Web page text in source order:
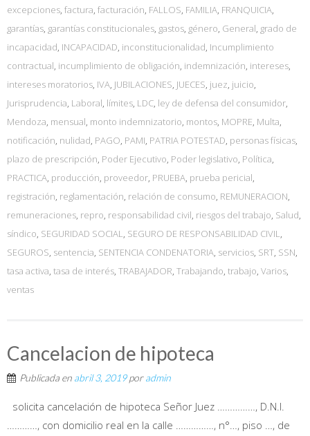
excepciones, factura, facturación, FALLOS, FAMILIA, FRANQUICIA,
garantías, garantías constitucionales, gastos, género, General, grado de
incapacidad, INCAPACIDAD, inconstitucionalidad, Incumplimiento
contractual, incumplimiento de obligación, indemnización, intereses,
intereses moratorios, IVA, JUBILACIONES, JUECES, juez, juicio,
Jurisprudencia, Laboral, límites, LDC, ley de defensa del consumidor,
Mendoza, mensual, monto indemnizatorio, montos, MOPRE, Multa,
notificación, nulidad, PAGO, PAMI, PATRIA POTESTAD, personas físicas,
plazo de prescripción, Poder Ejecutivo, Poder legislativo, Política,
PRACTICA, producción, proveedor, PRUEBA, prueba pericial,
registración, reglamentación, relación de consumo, REMUNERACION,
remuneraciones, repro, responsabilidad civil, riesgos del trabajo, Salud,
síndico, SEGURIDAD SOCIAL, SEGURO DE RESPONSABILIDAD CIVIL,
SEGUROS, sentencia, SENTENCIA CONDENATORIA, servicios, SRT, SSN,
tasa activa, tasa de interés, TRABAJADOR, Trabajando, trabajo, Varios,
ventas
Cancelacion de hipoteca
Publicada en abril 3, 2019poradmin
solicita cancelación de hipoteca Señor Juez ……………, D.N.I.
…………, con domicilio real en la calle ……………, n°…, piso …, de